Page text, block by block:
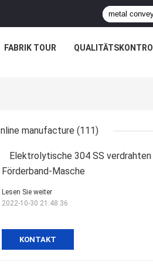
FABRIK TOUR
manufacture (111)
Elektrolytische 304 SS
Förderband-Masche
KONTAKT
Lesen Sie weiter
2022-10-30 21:48:36